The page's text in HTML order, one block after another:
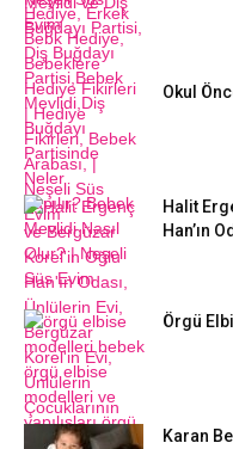
Okul
Halit
Han’ın
Örgü
Karan